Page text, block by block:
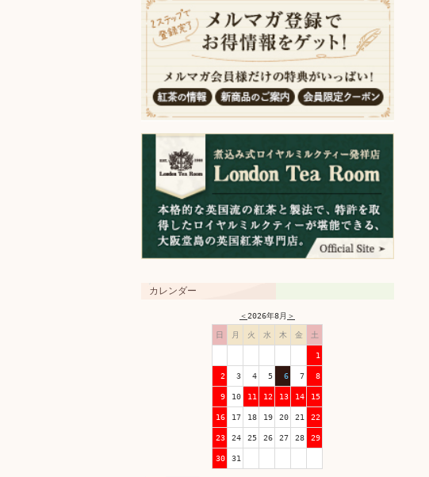
カレンダー
＜2026年8月 ＞
日 月 火 水 木 金 土
1
2 3 4 5 6 7 8
9 10 11 12 13 14 15
16 17 18 19 20 21 22
23 24 25 26 27 28 29
30 31